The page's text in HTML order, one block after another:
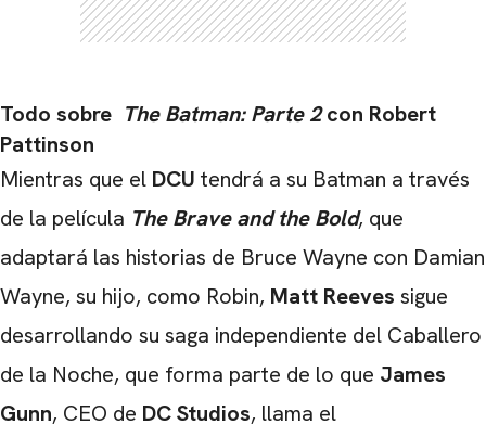
Todo sobre The Batman: Parte 2con Robert
Pattinson
Mientras que el DCU tendrá a su Batman a través
de la película The Brave and the Bold, que
adaptará las historias de Bruce Wayne con Damian
Wayne, su hijo, como Robin, Matt Reeves sigue
desarrollando su saga independiente del Caballero
de la Noche, que forma parte de lo que James
Gunn, CEO de DC Studios, llama el